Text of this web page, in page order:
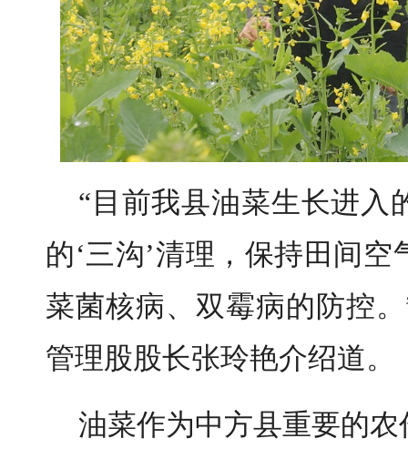
“目前我县油菜生长进入
的‘三沟’清理，保持田间
菜菌核病、双霉病的防控
管理股股长张玲艳介绍道。
油菜作为中方县重要的